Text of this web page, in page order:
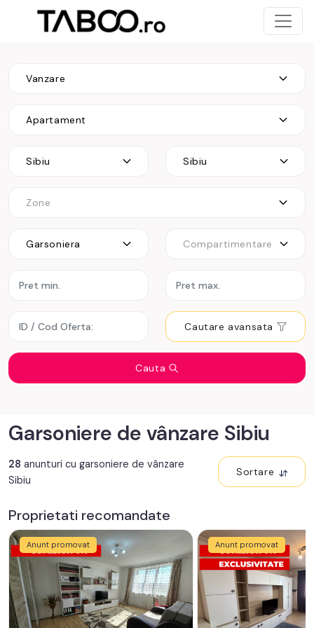
Vanzare
Apartament
Sibiu Sibiu
Zone
Garsoniera Compartimentare
Cautare avansata
Cauta
Garsoniere de vânzare Sibiu
28 anunturi cu garsoniere de vânzare
Sibiu
Sortare
Proprietati recomandate
Anunt promovat Anunt promovat